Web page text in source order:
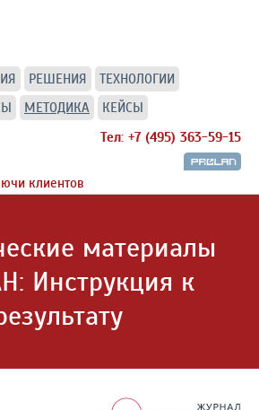
РЕШЕНИЯ
ТЕХНОЛОГИИ
МЕТОДИКА
КЕЙСЫ
Тел: +7 (495) 363-59-15
клиентов
материалы
Инструкция к